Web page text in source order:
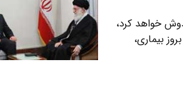
خواهد کرد،
بیماری،